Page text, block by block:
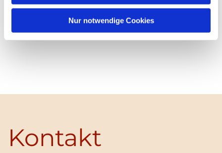
Nur notwendige Cookies
Kontakt